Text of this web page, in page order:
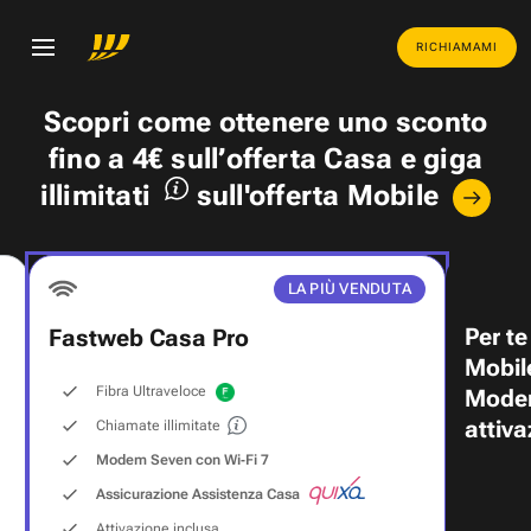
RICHIAMAMI
Scopri come ottenere uno sconto
fino a 4€ sull’offerta Casa egiga
illimitati
sull'offerta Mobile
LA PIÙ VENDUTA
Fastweb Casa Pro
Fibra Ultraveloce
Chiamate illimitate
Modem Seven con Wi‑Fi 7
Assicurazione Assistenza Casa
Per